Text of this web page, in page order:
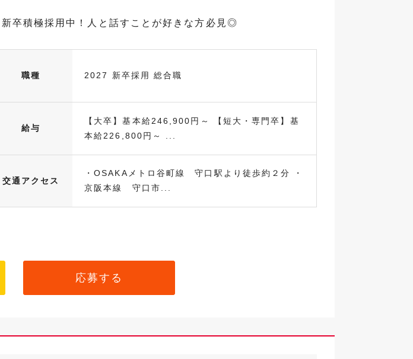
卒積極採用中！人と話すことが好きな方必見◎
職種 2027 新卒採用 総合職
給与
【大卒】基本給246,900円～ 【短大・専門卒】基
本給226,800円～ ...
交通アクセス
・OSAKAメトロ谷町線 守口駅より徒歩約２分 ・
京阪本線 守口市...
応募する